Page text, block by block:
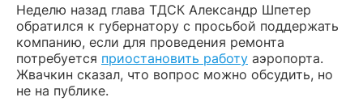
Неделю назад глава ТДСК Александр Шпетер
обратился к губернатору с просьбой поддержать
компанию, если для проведения ремонта
потребуется приостановить работу аэропорта.
Жвачкин сказал, что вопрос можно обсудить, но
не на публике.